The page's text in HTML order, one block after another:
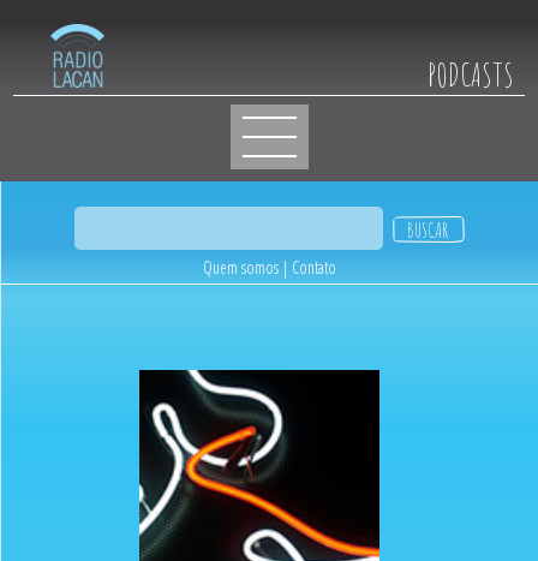
PODCASTS
Quem somos | Contato